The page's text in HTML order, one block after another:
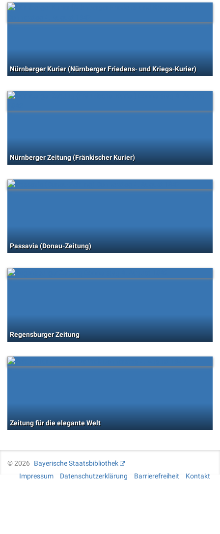
Nürnberger Kurier (Nürnberger Friedens- und Kriegs-Kurier)
Nürnberger Zeitung (Fränkischer Kurier)
Passavia (Donau-Zeitung)
Regensburger Zeitung
Zeitung für die elegante Welt
©2026
Bayerische Staatsbibliothek
Impressum
Datenschutzerklärung Barrierefreiheit Kontakt